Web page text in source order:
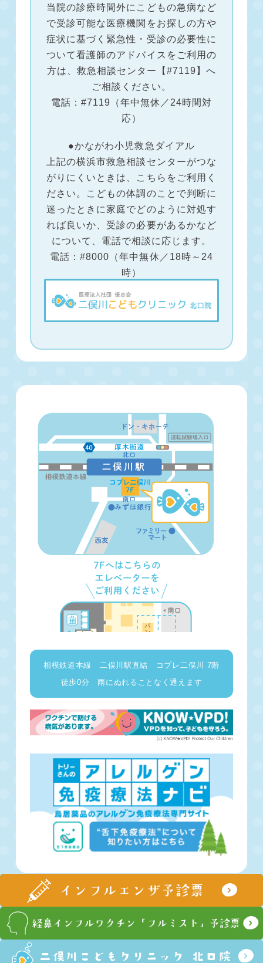
当院の診療時間外にこどもの急病など
で受診可能な医療機関をお探しの方や
症状に基づく緊急性・受診の必要性に
ついて看護師のアドバイスをご利用の
方は、救急相談センター【#7119】へ
ご相談ください。
電話：#7119（年中無休／24時間対
応）
●かながわ小児救急ダイアル
上記の横浜市救急相談センターがつな
がりにくいときは、こちらをご利用く
ださい。こどもの体調のことで判断に
迷ったときに家庭でどのように対処す
れば良いか、受診の必要があるかなど
について、電話で相談に応じます。
電話：#8000（年中無休／18時～24
時）
相模鉄道本線 二俣川駅直結 コプレ二俣川 7階
徒歩0分 雨にぬれることなく通えます